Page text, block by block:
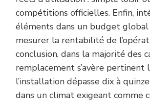
compétitions officielles. Enfin,
éléments dans un budget global
mesurer la rentabilité de
conclusion, dans la majorité des
remplacement s’avère pertinent
l’installation dépasse dix à
dans un climat exigeant comme